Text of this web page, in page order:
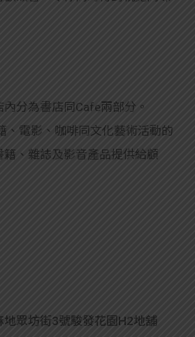
計數
Gui
貸款
分為書店同Cafe兩部分。
、電影、咖啡同文化藝術活動的
籍、雜誌及影音產品提供給顧
眾坊街3號駿發花園H2地舖